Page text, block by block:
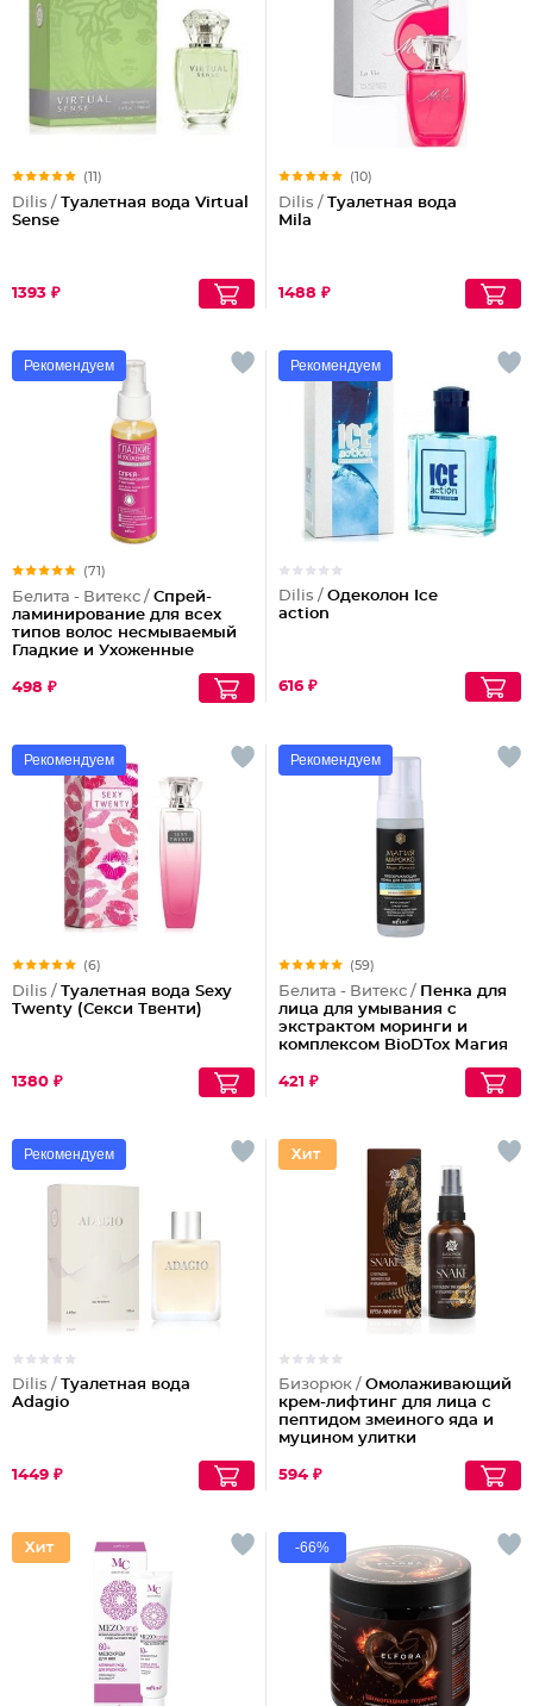
(11)
Dilis / Туалетная вода Virtual
Sense
1393 ₽
(10)
Dilis / Туалетная вода
Mila
1488 ₽
Рекомендуем
(71)
Белита - Витекс / Спрей-
ламинирование для всех
типов волос несмываемый
Гладкие и Ухоженные
498 ₽
Рекомендуем
Dilis / Одеколон Ice
action
616 ₽
Рекомендуем
(6)
Dilis / Туалетная вода Sexy
Twenty (Секси Твенти)
1380 ₽
Рекомендуем
(59)
Белита - Витекс / Пенка для
лица для умывания с
экстрактом моринги и
комплексом BioDTox Магия
421 ₽
Рекомендуем
Dilis / Туалетная вода
Adagio
1449 ₽
Бизорюк / Омолаживающий
крем-лифтинг для лица с
пептидом змеиного яда и
муцином улитки
594 ₽
-66%